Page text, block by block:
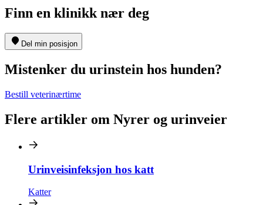
Finn en klinikk nær deg
Del min posisjon
Mistenker du urinstein hos hunden?
Bestill veterinærtime
Flere artikler om Nyrer og urinveier
Urinveisinfeksjon hos katt
Katter